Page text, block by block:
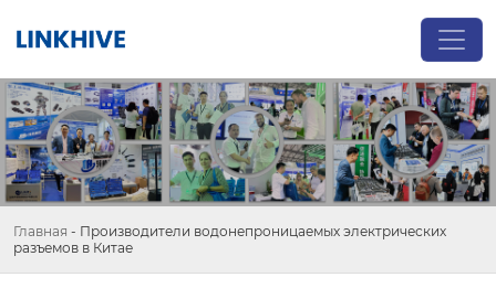
Главная - Производители водонепроницаемых электрических
разъемов в Китае